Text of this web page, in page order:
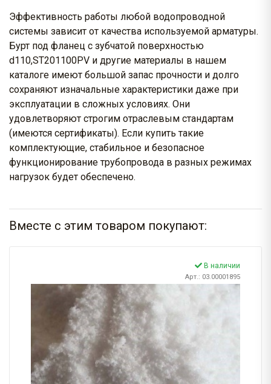
Эффективность работы любой водопроводной
системы зависит от качества используемой арматуры.
Бурт под фланец с зубчатой поверхностью
d110,ST201100PV и другие материалы в нашем
каталоге имеют большой запас прочности и долго
сохраняют изначальные характеристики даже при
эксплуатации в сложных условиях. Они
удовлетворяют строгим отраслевым стандартам
(имеются сертификаты). Если купить такие
комплектующие, стабильное и безопасное
функционирование трубопровода в разных режимах
нагрузок будет обеспечено.
Вместе с этим товаром покупают:
В наличии
Арт.: 03.00001895